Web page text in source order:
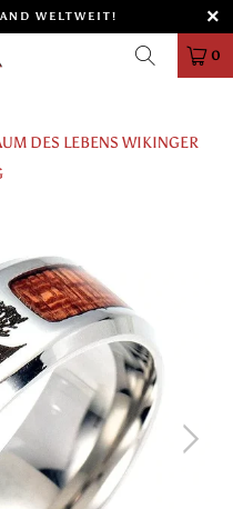
WELTWEIT!
0
DES LEBENS WIKINGER